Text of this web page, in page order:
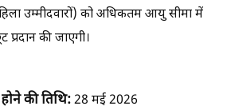
उम्मीदवारों) को अधिकतम आयु सीमा में
प्रदान की जाएगी।
की तिथि:28 मई 2026